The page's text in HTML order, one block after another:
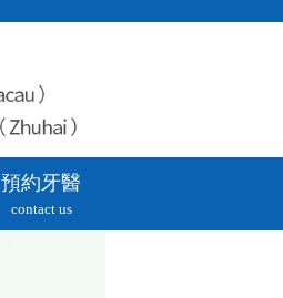
預約牙醫
contact us